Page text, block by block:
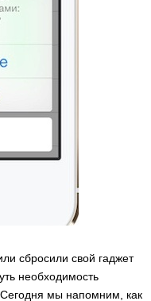
сбросили свой гаджет
необходимость
Сегодня мы напомним, как